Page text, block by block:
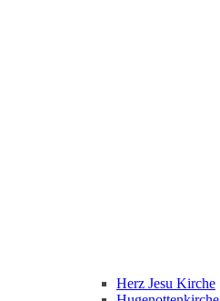
Herz Jesu Kirche